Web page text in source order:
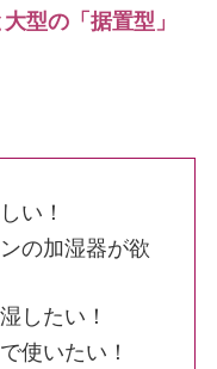
型の「据置型」
い！
の加湿器が欲
したい！
使いたい！